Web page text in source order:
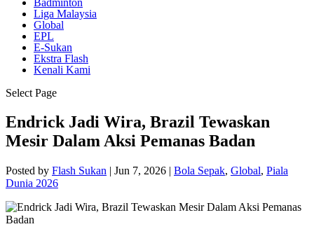
Liga Malaysia
Global
EPL
E-Sukan
Ekstra Flash
Kenali Kami
Select Page
Endrick Jadi Wira, Brazil Tewaskan
Mesir Dalam Aksi Pemanas Badan
Posted by Flash Sukan | Jun 7, 2026 | Bola Sepak, Global, Piala
Dunia 2026